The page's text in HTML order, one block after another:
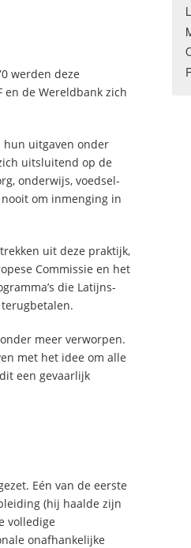
werden deze
de Wereldbank zich
hun uitgaven onder
uitsluitend op de
onderwijs, voedsel-
om inmenging in
uit deze praktijk,
Commissie en het
die Latijns-
meer verworpen.
met het idee om alle
een gevaarlijk
Eén van de eerste
(hij haalde zijn
volledige
onafhankelijke